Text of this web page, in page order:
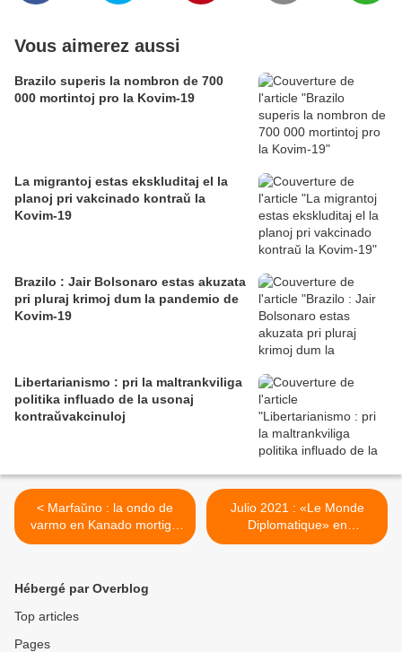
Vous aimerez aussi
Brazilo superis la nombron de 700
000 mortintoj pro la Kovim-19
La migrantoj estas ekskluditaj el la
planoj pri vakcinado kontraŭ la
Kovim-19
Brazilo : Jair Bolsonaro estas akuzata
pri pluraj krimoj dum la pandemio de
Kovim-19
Libertarianismo : pri la maltrankviliga
politika influado de la usonaj
kontraŭvakcinuloj
< Marfaŭno : la ondo de
varmo en Kanado mortigis
almenaŭ 1 miliardon da
Julio 2021 : «Le Monde
Diplomatique» en
Esperanto >
Hébergé par Overblog
Top articles
Pages